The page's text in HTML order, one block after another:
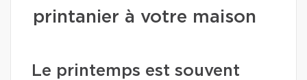
printanier à votre maison
Le printemps est souvent